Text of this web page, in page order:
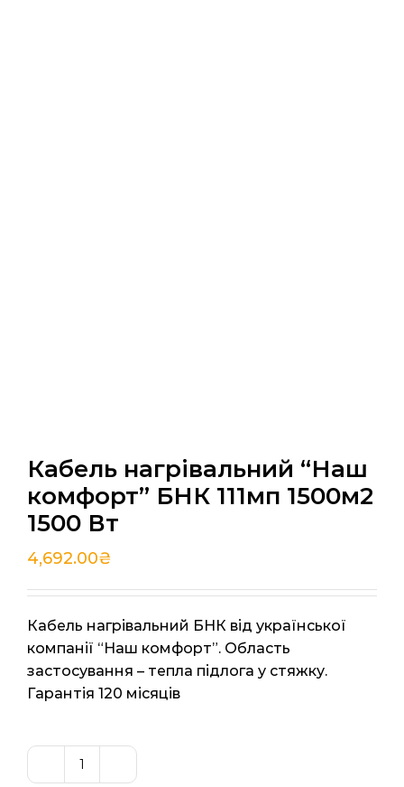
Кабель нагрівальний “Наш
комфорт” БНК 111мп 1500м2
1500 Вт
4,692.00₴
Кабель нагрівальний БНК від української
компанії “Наш комфорт”. Область
застосування – тепла підлога у стяжку.
Гарантія 120 місяців
Кабель